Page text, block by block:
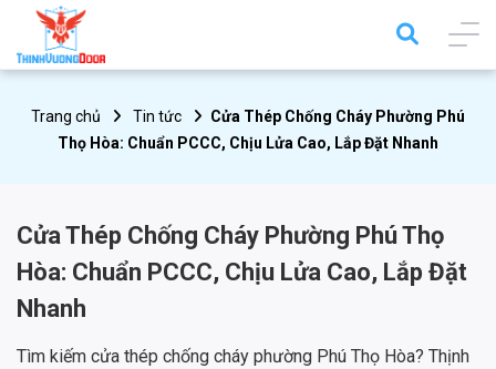
Trang chủ Tin tức
Cửa Thép Chống Cháy Phường Phú
Thọ Hòa: Chuẩn PCCC, Chịu Lửa Cao, Lắp Đặt Nhanh
Cửa Thép Chống Cháy Phường Phú Thọ
Hòa: Chuẩn PCCC, Chịu Lửa Cao, Lắp Đặt
Nhanh
Tìm kiếm cửa thép chống cháy phường Phú Thọ Hòa? Thịnh